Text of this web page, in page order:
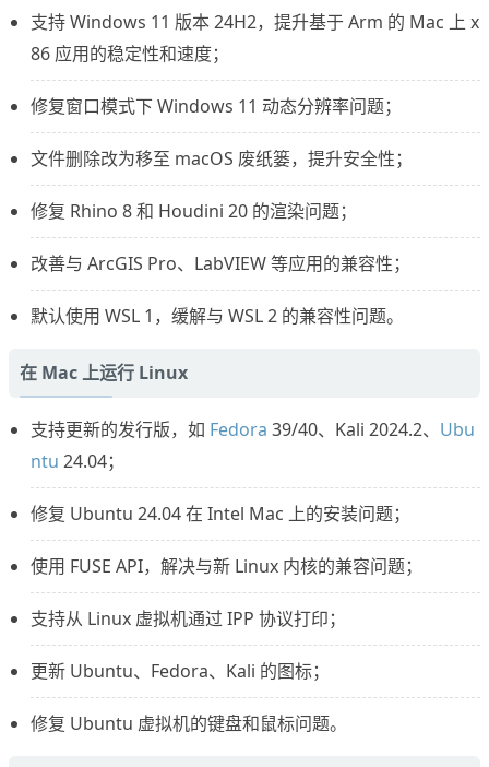
支持 Windows 11 版本 24H2，提升基于 Arm 的 Mac 上 x
86 应用的稳定性和速度；
修复窗口模式下 Windows 11 动态分辨率问题；
文件删除改为移至 macOS 废纸篓，提升安全性；
修复 Rhino 8 和 Houdini 20 的渲染问题；
改善与 ArcGIS Pro、LabVIEW 等应用的兼容性；
默认使用 WSL 1，缓解与 WSL 2 的兼容性问题。
在 Mac 上运行 Linux
支持更新的发行版，如 Fedora 39/40、Kali 2024.2、 Ubu
ntu 24.04；
修复 Ubuntu 24.04 在 Intel Mac 上的安装问题；
使用 FUSE API，解决与新 Linux 内核的兼容问题；
支持从 Linux 虚拟机通过 IPP 协议打印；
更新 Ubuntu、Fedora、Kali 的图标；
修复 Ubuntu 虚拟机的键盘和鼠标问题。